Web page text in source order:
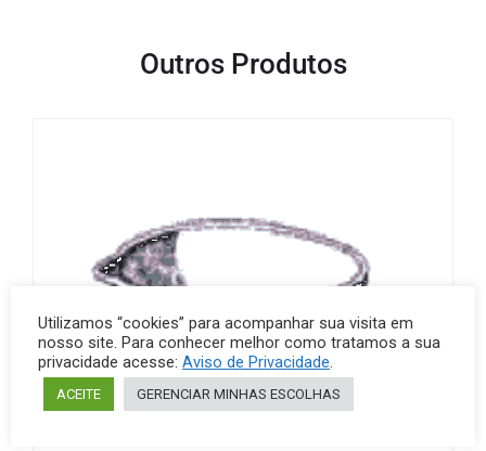
Outros Produtos
Utilizamos “cookies” para acompanhar sua visita em
nosso site. Para conhecer melhor como tratamos a sua
privacidade acesse: Aviso de Privacidade.
ACEITE GERENCIAR MINHAS ESCOLHAS